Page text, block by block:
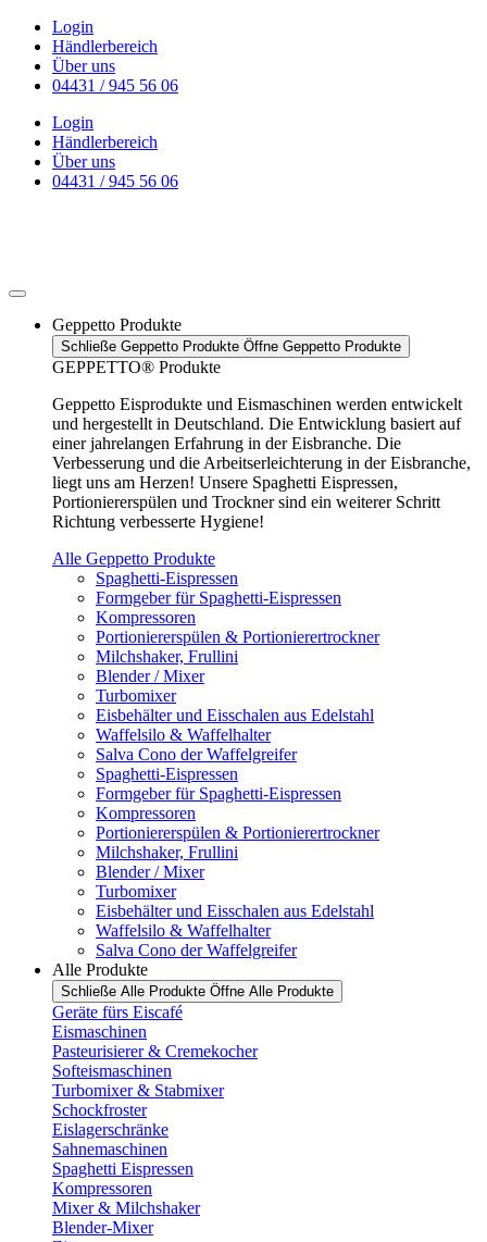
Zum
Inhalt
wechseln
Login
Händlerbereich
Über uns
04431 / 945 56 06
Login
Händlerbereich
Über uns
04431 / 945 56 06
Geppetto Produkte
Schließe Geppetto Produkte Öffne Geppetto Produkte
GEPPETTO® Produkte
Geppetto Eisprodukte und Eismaschinen werden entwickelt
und hergestellt in Deutschland. Die Entwicklung basiert auf
einer jahrelangen Erfahrung in der Eisbranche. Die
Verbesserung und die Arbeitserleichterung in der Eisbranche,
liegt uns am Herzen! Unsere Spaghetti Eispressen,
Portioniererspülen und Trockner sind ein weiterer Schritt
Richtung verbesserte Hygiene!
Alle Geppetto Produkte
Spaghetti-Eispressen
Formgeber für Spaghetti-Eispressen
Kompressoren
Portioniererspülen & Portionierertrockner
Milchshaker, Frullini
Blender / Mixer
Turbomixer
Eisbehälter und Eisschalen aus Edelstahl
Waffelsilo & Waffelhalter
Salva Cono der Waffelgreifer
Spaghetti-Eispressen
Formgeber für Spaghetti-Eispressen
Kompressoren
Portioniererspülen & Portionierertrockner
Milchshaker, Frullini
Blender / Mixer
Turbomixer
Eisbehälter und Eisschalen aus Edelstahl
Waffelsilo & Waffelhalter
Salva Cono der Waffelgreifer
Alle Produkte
Schließe Alle Produkte Öffne Alle Produkte
Geräte fürs Eiscafé
Eismaschinen
Pasteurisierer & Cremekocher
Softeismaschinen
Turbomixer & Stabmixer
Schockfroster
Eislagerschränke
Sahnemaschinen
Spaghetti Eispressen
Kompressoren
Mixer & Milchshaker
Blender-Mixer